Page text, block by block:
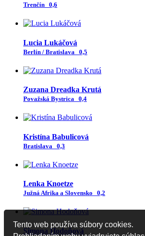
Tento web používa súbory cookies.
Trenčín 0,6
Lucia Lukáčová
Berlín / Bratislava 0,5
Zuzana Dreadka Krutá
Považská Bystrica 0,4
Kristína Babulicová
Bratislava 0,3
Lenka Knoetze
Južná Afrika a Slovensko 0,2
Simona Hodoňová